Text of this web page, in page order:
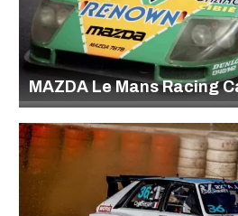
MAZDA Le Mans Racing